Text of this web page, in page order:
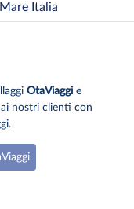
Mare Italia
OtaViaggi e
nostri clienti con